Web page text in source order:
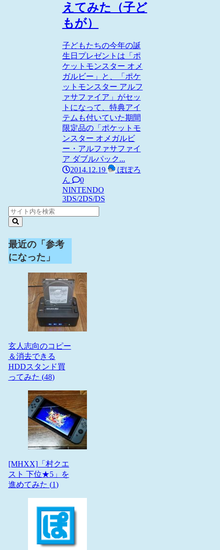
えてみた（子ど
もが）
子どもたちの今年の誕
生日プレゼントは「ポ
ケットモンスター オメ
ガルビー」と、「ポケ
ットモンスター アルフ
ァサファイア」がセッ
トになって、特典アイ
テムも付いていた期間
限定品の「ポケットモ
ンスター オメガルビ
ー・アルファサファイ
ア ダブルパック...
2014.12.19
ぽぽろ
ん
0
NINTENDO
3DS/2DS/DS
最近の「参考
になった」
玄人志向のコピー
＆消去できる
HDDスタンド買
ってみた (48)
[MHXX]「村クエ
スト 下位★5」を
進めてみた (1)